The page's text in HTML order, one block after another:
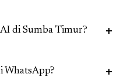
di Sumba Timur?
WhatsApp?